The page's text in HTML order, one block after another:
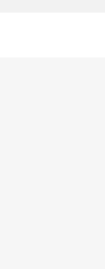
ADICIONAR